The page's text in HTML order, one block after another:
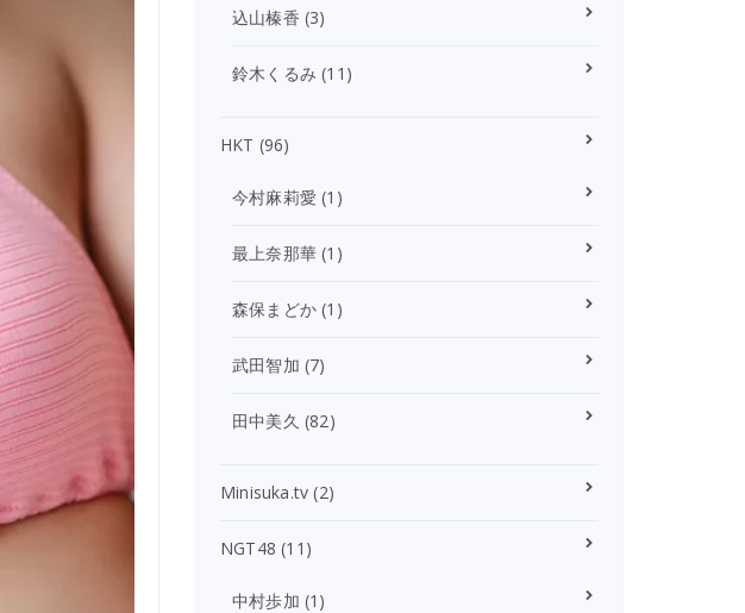
込山榛香 (3)
鈴木くるみ (11)
HKT (96)
今村麻莉愛 (1)
最上奈那華 (1)
森保まどか (1)
武田智加 (7)
田中美久 (82)
Minisuka.tv (2)
NGT48 (11)
中村歩加 (1)